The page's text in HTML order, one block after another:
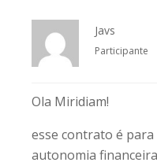
Javs
Participante
Ola Miridiam!
esse contrato é
autonomia